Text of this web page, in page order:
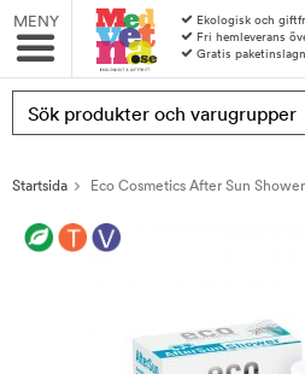
MENY
Ekologisk och
Fri hemleverans
Gratis
Produkten har blivit
Startsida Eco Cosmetics After Sun